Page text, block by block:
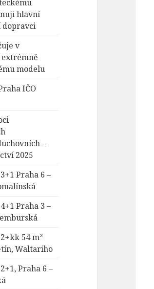
hlavní
dopravci
v
modelu
IČO
–
2025
Praha 6 –
Praha 3 –
54 m²
Waltariho
Praha 6 –